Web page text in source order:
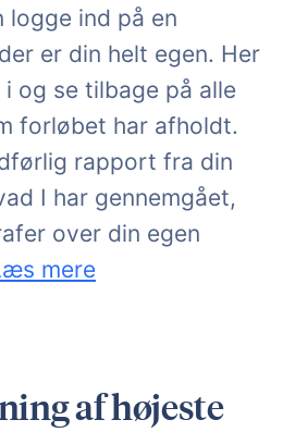
logge ind på en
er din helt egen. Her
og se tilbage på alle
forløbet har afholdt.
rapport fra din
I har gennemgået,
over din egen
i
mere
af højeste